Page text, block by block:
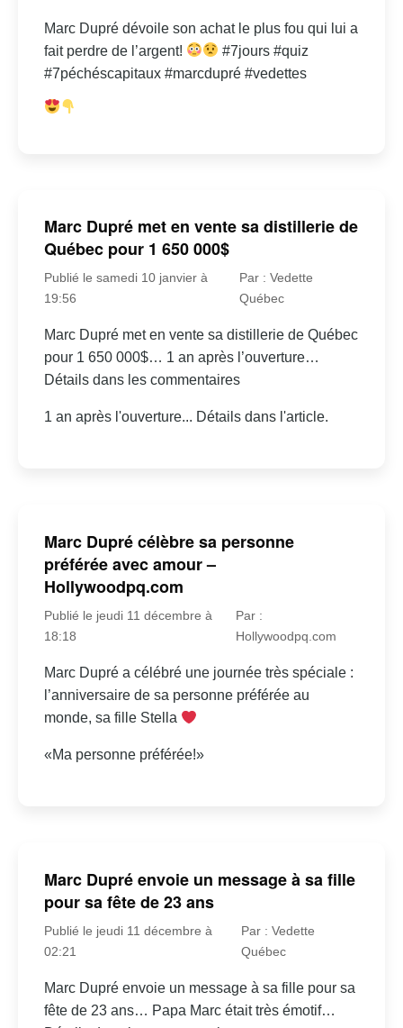
Marc Dupré dévoile son achat le plus fou qui lui a
fait perdre de l’argent!
#7jours #quiz
#7péchéscapitaux #marcdupré #vedettes
Marc Dupré met en vente sa distillerie de
Québec pour 1 650 000$
Publié le samedi 10 janvier à
19:56
Par : Vedette
Québec
Marc Dupré met en vente sa distillerie de Québec
pour 1 650 000$… 1 an après l’ouverture…
Détails dans les commentaires
1 an après l'ouverture... Détails dans l'article.
Marc Dupré célèbre sa personne
préférée avec amour –
Hollywoodpq.com
Publié le jeudi 11 décembre à
18:18
Par :
Hollywoodpq.com
Marc Dupré a célébré une journée très spéciale :
l’anniversaire de sa personne préférée au
monde, sa fille Stella
«Ma personne préférée!»
Marc Dupré envoie un message à sa fille
pour sa fête de 23 ans
Publié le jeudi 11 décembre à
02:21
Par : Vedette
Québec
Marc Dupré envoie un message à sa fille pour sa
fête de 23 ans… Papa Marc était très émotif…